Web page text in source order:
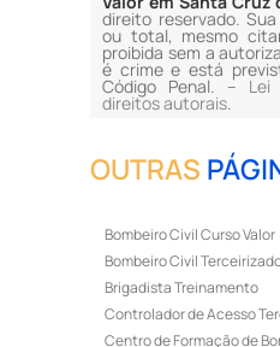
direito reservado.
ou total, mesmo
proibida sem a
é crime e está
Código Penal. – Lei
direitos autorais.
OUTRAS
Bombeiro Civil Curso Valor
Bombeiro Civil
Brigadista Treinamento
Controlador de Acesso
Centro de Formação de